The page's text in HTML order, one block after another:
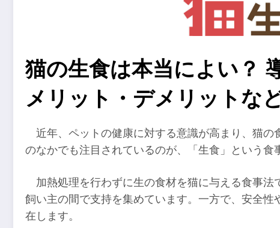
猫の生食は本当によい？
メリット・デメリットな
近年、ペットの健康に対する意識が高まり、猫
のなかでも注目されているのが、「生食」という食
加熱処理を行わずに生の食材を猫に与える食事
飼い主の間で支持を集めています。一方で、安全
在します。